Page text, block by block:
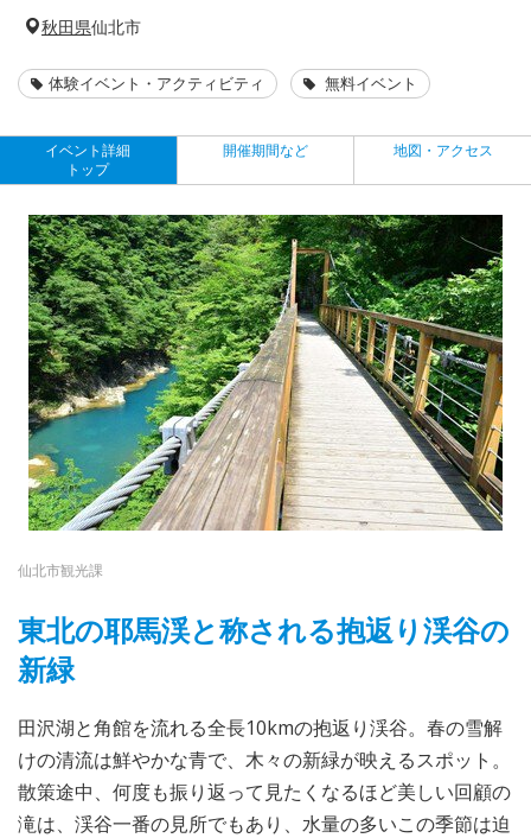
秋田県仙北市
体験イベント・アクティビティ 無料イベント
イベント詳細
トップ
開催期間など 地図・アクセス
仙北市観光課
東北の耶馬渓と称される抱返り渓谷の
新緑
田沢湖と角館を流れる全長10kmの抱返り渓谷。春の雪解
けの清流は鮮やかな青で、木々の新緑が映えるスポット。
散策途中、何度も振り返って見たくなるほど美しい回顧の
滝は、渓谷一番の見所でもあり、水量の多いこの季節は迫